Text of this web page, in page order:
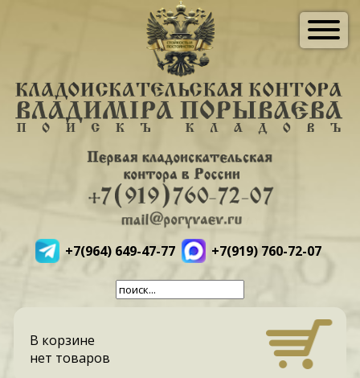
+7(964) 649-47-77 +7(919) 760-72-07
В корзине
нет товаров